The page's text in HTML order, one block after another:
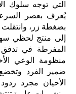
التي توجه سلوك
يُعرف بعصر
بضغطة زر،
إلى منتج لحظي
المفرطة في تدفق
منظومة الوعي
ضمير الفرد
الأحيان مجرد